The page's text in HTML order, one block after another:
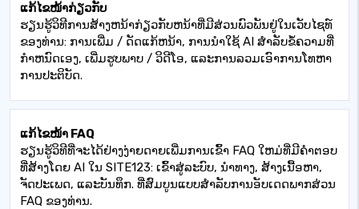
ແກ້ໄຂໜ້າກ່ຽວກັບ
ຮຽນຮູ້ວິທີການສ້າງຫນ້າກ່ຽວກັບຫນ້າທີ່ມີສ່ວນພົວພັນຢູ່ໃນເວັບໄຊທ໌
ຂອງທ່ານ: ການເພີ່ມ / ດັດແກ້ຫນ້າ, ການນໍາໃຊ້ AI ສໍາລັບຂໍ້ຄວາມທີ່
ກໍາຫນົດເອງ, ເພີ່ມຮູບພາບ / ວິດີໂອ, ແລະການລວມເອົາການໂທຫາ
ການປະຕິບັດ.
ແກ້ໄຂໜ້າ FAQ
ຮຽນ​ຮູ້​ວິ​ທີ​ທີ່​ຈະ​ໄດ້​ຢ່າງ​ງ່າຍ​ດາຍ​ເພີ່ມ​ການ​ເຂົ້າ FAQ ໃຫມ່​ທີ່​ມີ​ຄໍາ​ຕອບ​
ທີ່​ສ້າງ​ໂດຍ AI ໃນ SITE123​: ເຂົ້າ​ສູ່​ລະ​ບົບ​, ນໍາ​ທາງ​, ສ້າງ​ເນື້ອ​ຫາ​,
ຈັດ​ປະ​ເພດ​, ແລະ​ບັນ​ທຶກ​. ທີ່ສົມບູນແບບສໍາລັບການອັບເດດພາກສ່ວນ
FAQ ຂອງທ່ານ.